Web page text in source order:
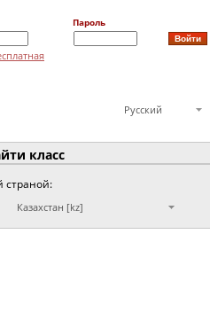
Пароль
Русский
класс
страной:
Казахстан [kz]